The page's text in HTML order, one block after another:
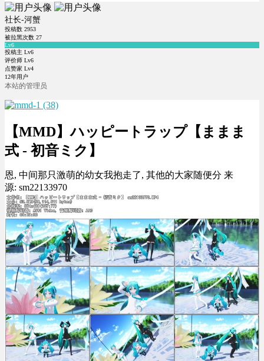
社长-河蟹
投稿数 2953
被拉黑次数 27
Lv6
投稿主 Lv6
评价师 Lv6
点赞家 Lv4
12年用户
本站的管理员
【MMD】ハッピートラップ【ままま
式 - 初音ミク】
恩, 中间那只激萌的幼女我抱走了, 其他的大家随便分 来
源: sm22133970